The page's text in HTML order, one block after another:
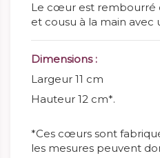
Le cœur est rembourré
et cousu à la main avec
Dimensions :
Largeur 11 cm
Hauteur 12 cm*.
*Ces cœurs sont
les mesures peuvent